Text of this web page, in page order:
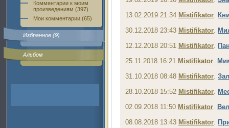
Комментарии к моим
произведениям (397)
Мои комментарии (65)
Избранное (9)
Альбом
13.02.2019 21:34 Mistifikator.
30.12.2018 23:43 Mistifikator.
12.12.2018 20:51 Mistifikator.
25.11.2018 16:21 Mistifikator.
31.10.2018 08:48 Mistifikator.
28.10.2018 15:52 Mistifikator.
02.09.2018 11:50 Mistifikator.
08.08.2018 13:43 Mistifikator.